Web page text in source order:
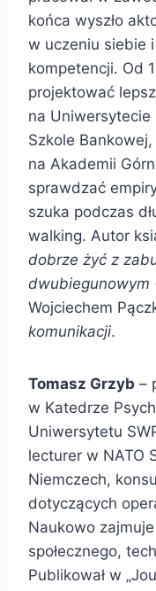
końca wyszło
w uczeniu siebie
kompetencji. Od
projektować
na Uniwersytecie
Szkole
na Akademii
sprawdzać
szuka podczas
walking. Autor
dobrze żyć z
dwubiegunowym
Wojciechem
komunikacji.
Tomasz Grzyb –
w Katedrze
Uniwersytetu
lecturer w NATO
Niemczech,
dotyczących
Naukowo
społecznego,
Publikował w